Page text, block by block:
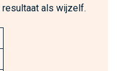
als wijzelf.